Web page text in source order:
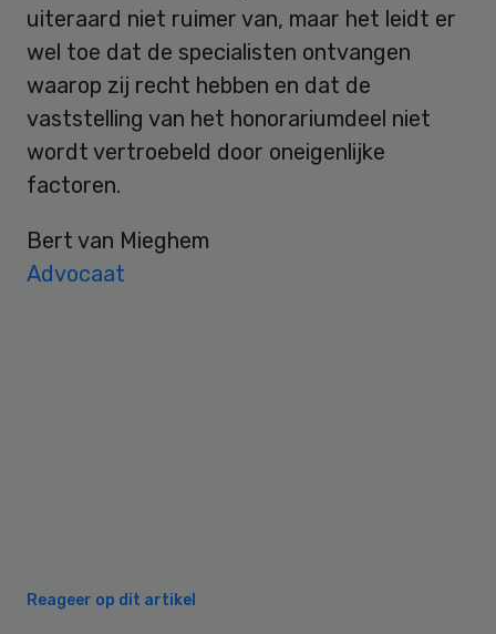
uiteraard niet ruimer van, maar het leidt er
wel toe dat de specialisten ontvangen
waarop zij recht hebben en dat de
vaststelling van het honorariumdeel niet
wordt vertroebeld door oneigenlijke
factoren.
Bert van Mieghem
Advocaat
Reageer op dit artikel